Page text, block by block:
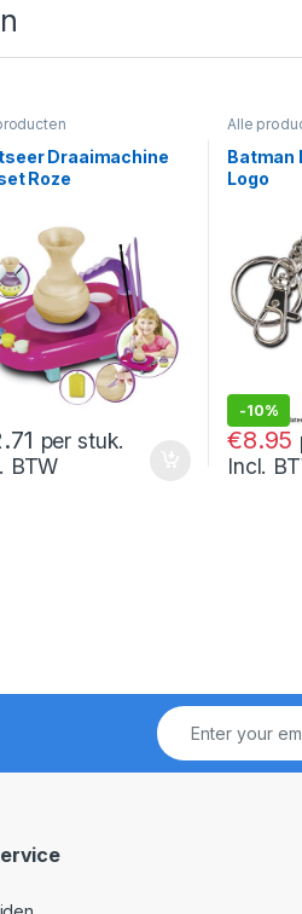
Draaimachine
Roze
per stuk.
BTW
Alle
Batman
Logo
-10%
€8.95
9.95
Incl.